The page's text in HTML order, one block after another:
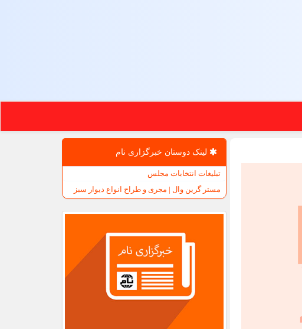
لینک دوستان خبرگزاری نام
تبلیغات انتخابات مجلس
مستر گرین وال | مجری و طراح انواع دیوار سبز